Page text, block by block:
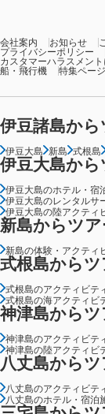
会社案内 お知らせ
プライバシーポリシー
カスタマーハラスメン
船・飛行機
特集ページ
伊豆諸島か
伊豆大島 新島 式根島
伊豆大島か
伊豆大島のホテル・宿
伊豆大島のレンタルサ
伊豆大島の陸アクティ
新島からツ
新島の体験・アクティ
式根島から
式根島のアクティビテ
式根島の海アクティビ
神津島から
神津島のアクティビテ
神津島の陸アクティビ
八丈島から
八丈島のアクティビテ
八丈島のホテル・宿泊